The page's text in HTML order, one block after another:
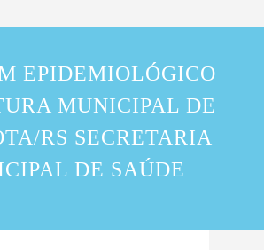
EPIDEMIOLÓGICO
MUNICIPAL DE
RS SECRETARIA
DE SAÚDE